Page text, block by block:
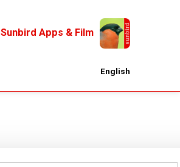
Sunbird Apps & Film
English